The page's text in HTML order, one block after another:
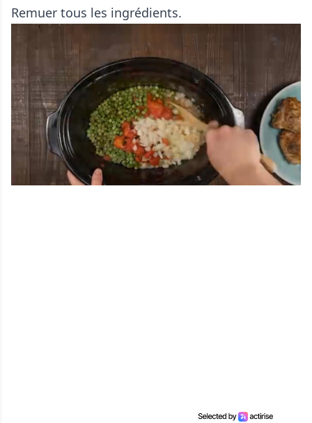
Remuer tous les ingrédients.